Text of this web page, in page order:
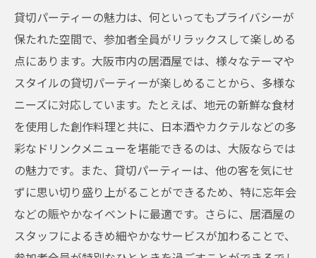
特別な夜に最適な居酒屋個室の選び方
忘年会にピッタリな居酒屋個室を予約する
年末の宴会シーズン大阪市の居酒屋で予算を気
にせず楽しむ
年末宴会で居酒屋を賢く利用する方法
大阪市の居酒屋でコスパ良く楽しむ秘訣
予算内で楽しめる居酒屋の選び方
居酒屋の飲み放題プランで予算を抑える
大阪市内のリーズナブルな居酒屋を探す
貸切パーティーの魅力は、何といってもプライバシーが
保たれた空間で、参加者全員がリラックスして楽しめる
点にあります。大阪市内の居酒屋では、様々なテーマや
スタイルの貸切パーティーが楽しめることから、多様な
ニーズに対応しています。たとえば、地元の新鮮な食材
を使用した創作料理と共に、日本酒やカクテルなどの多
彩なドリンクメニューを堪能できるのは、大阪ならでは
の魅力です。また、貸切パーティーは、他の客を気にせ
ずに思い切り盛り上がることができるため、特に忘年会
などの賑やかなイベントに最適です。さらに、居酒屋の
スタッフによるきめ細やかなサービスが加わることで、